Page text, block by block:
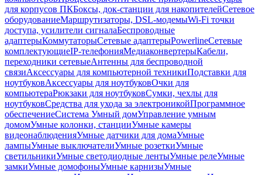
для корпусов ПКБоксы, док-станции для накопителейСетевое
оборудованиеМаршрутизаторы, DSL-модемыWi-Fi точки
доступа, усилители сигналаБеспроводные
адаптерыКоммутаторыСетевые адаптерыPowerlineСетевые
комплектующиеIP-телефонияМедиаконвертерыКабели,
переходники сетевыеАнтенны для беспроводной
связиАксессуары для компьютерной техникиПодставки для
ноутбуковАксессуары для ноутбуковОчки для
компьютераРюкзаки для ноутбуковСумки, чехлы для
ноутбуковСредства для ухода за электроникойПрограммное
обеспечениеСистема Умный домУправление умным
домомУмные колонки, станцииУмные камеры
видеонаблюденияУмные датчики для домаУмные
лампыУмные выключателиУмные розеткиУмные
светильникиУмные светодиодные лентыУмные релеУмные
замкиУмные домофоныУмные карнизыУмные